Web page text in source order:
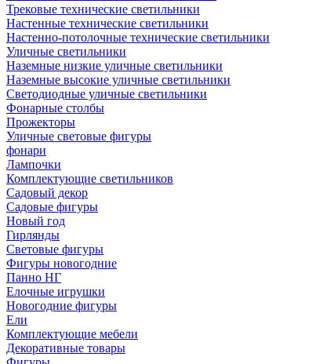
Трековые технические светильники
Настенные технические светильники
Настенно-потолочные технические светильники
Уличные светильники
Наземные низкие уличные светильники
Наземные высокие уличные светильники
Светодиодные уличные светильники
Фонарные столбы
Прожекторы
Уличные световые фигуры
фонари
Лампочки
Комплектующие светильников
Садовый декор
Садовые фигуры
Новый год
Гирлянды
Световые фигуры
Фигуры новогодние
Панно НГ
Елочные игрушки
Новогодние фигуры
Ели
Комплектующие мебели
Декоративные товары